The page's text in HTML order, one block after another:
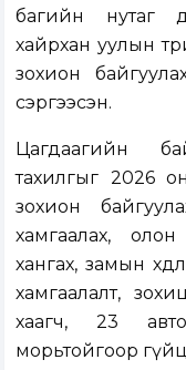
багийн нутаг
хайрхан уулын
зохион
сэргээсэн.
Цагдаагийн
тахилгыг 2026
зохион
хамгаалах,
хангах, замын
хамгаалалт,
хаагч, 23
морьтойгоор